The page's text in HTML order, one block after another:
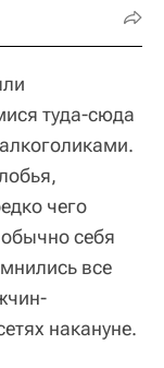
туда-сюда
чего
себя
все
накануне.